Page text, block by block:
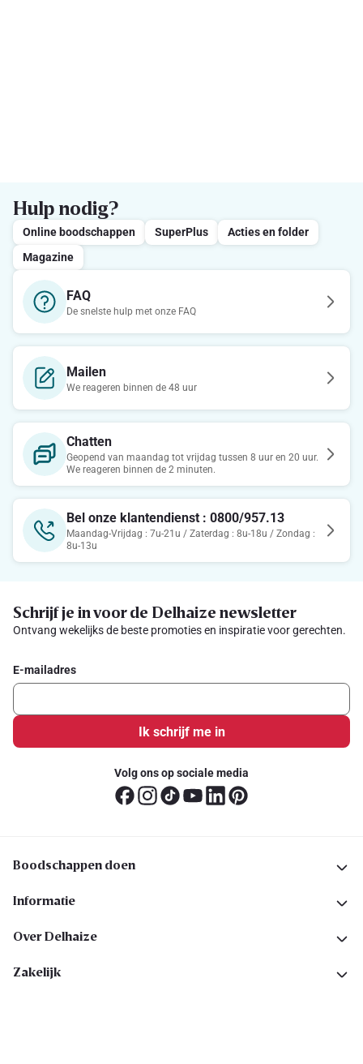
Hulp nodig?
Online boodschappen SuperPlus
Acties en folder
Magazine
FAQ
De snelste hulp met onze FAQ
Mailen
We reageren binnen de 48 uur
Chatten
Geopend van maandag tot vrijdag tussen 8 uur en 20 uur.
We reageren binnen de 2 minuten.
Bel onze klantendienst : 0800/957.13
Maandag-Vrijdag : 7u-21u / Zaterdag : 8u-18u / Zondag :
8u-13u
Schrijf je in voor de Delhaize newsletter
Ontvang wekelijks de beste promoties en inspiratie voor gerechten.
E-mailadres
Ik schrijf me in
Volg ons op sociale media
Boodschappen doen
Informatie
Over Delhaize
Zakelijk